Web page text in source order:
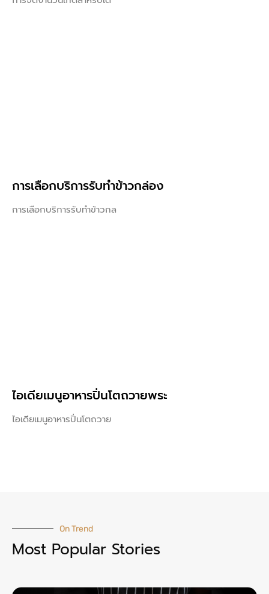
การเลือกบริการรับทำข้าวกล่อง
การเลือกบริการรับทำข้าวกล
ไอเดียเมนูอาหารปิ่นโตถวายพระ
ไอเดียเมนูอาหารปิ่นโตถวาย
On Trend
Most Popular Stories